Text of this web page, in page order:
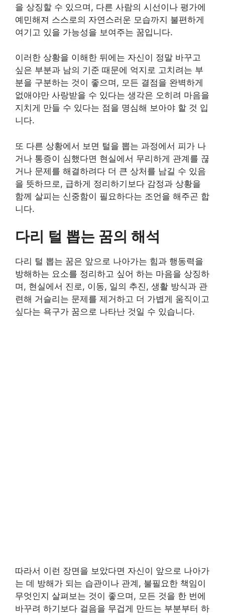
을 상징할 수 있으며, 다른 사람의 시선이나 평가에
예민해져 스스로의 자연스러운 모습까지 불편하게
여기고 있을 가능성을 보여주는 꿈입니다.
이러한 상황을 이해한 뒤에는 자신이 정말 바꾸고
싶은 부분과 남의 기준 때문에 억지로 고치려는 부
분을 구분하는 것이 좋으며, 모든 결점을 완벽하게
없애야만 사랑받을 수 있다는 생각은 오히려 마음을
지치게 만들 수 있다는 점을 명심해 보아야 할 것 입
니다.
또 다른 상황에서 보면 털을 뽑는 과정에서 피가 나
거나 통증이 심했다면 현실에서 무리하게 관계를 끊
거나 문제를 해결하려다 더 큰 상처를 남길 수 있음
을 뜻하므로, 급하게 정리하기보다 감정과 상황을
함께 살피는 신중함이 필요하다는 조언을 해주곤 합
니다.
다리 털 뽑는 꿈의 해석
다리 털 뽑는 꿈은 앞으로 나아가는 힘과 행동력을
방해하는 요소를 정리하고 싶어 하는 마음을 상징하
며, 현실에서 진로, 이동, 일의 추진, 생활 방식과 관
련해 거슬리는 문제를 제거하고 더 가볍게 움직이고
싶다는 욕구가 꿈으로 나타난 것일 수 있습니다.
따라서 이런 장면을 보았다면 자신이 앞으로 나아가
는 데 방해가 되는 습관이나 관계, 불필요한 책임이
무엇인지 살펴보는 것이 좋으며, 모든 것을 한 번에
바꾸려 하기보다 걸음을 무겁게 만드는 부분부터 하